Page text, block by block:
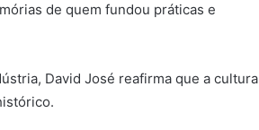
de quem fundou práticas e
David José reafirma que a cultura